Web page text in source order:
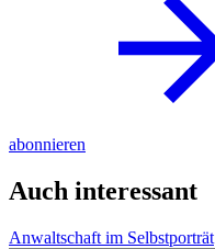
abonnieren
Auch interessant
Anwaltschaft im Selbstporträt